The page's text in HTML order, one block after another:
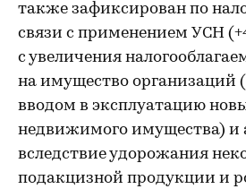
также зафиксирован по
связи с применением УСН
с увеличения
на имущество организаций
вводом в эксплуатацию
недвижимого имущества) и
вследствие удорожания
подакцизной продукции и